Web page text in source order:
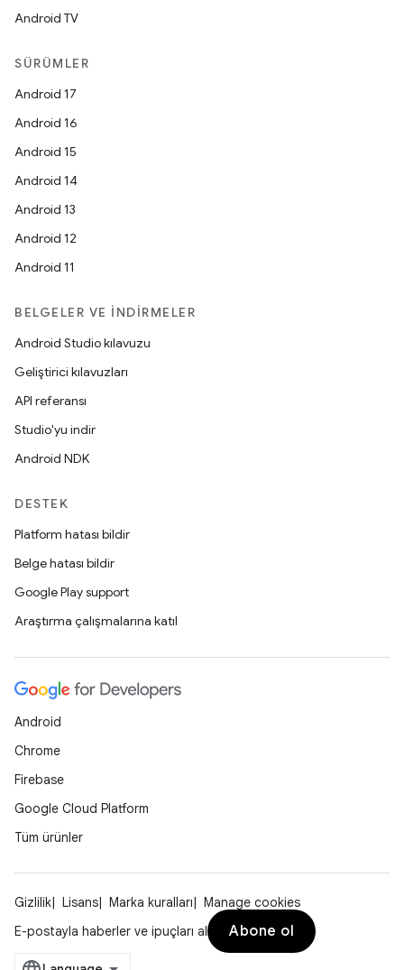
Android TV
SÜRÜMLER
Android 17
Android 16
Android 15
Android 14
Android 13
Android 12
Android 11
BELGELER VE İNDIRMELER
Android Studio kılavuzu
Geliştirici kılavuzları
API referansı
Studio'yu indir
Android NDK
DESTEK
Platform hatası bildir
Belge hatası bildir
Google Play support
Araştırma çalışmalarına katıl
Android
Chrome
Firebase
Google Cloud Platform
Tüm ürünler
Gizlilik Lisans Marka kuralları
Manage cookies
E-postayla haberler ve ipuçları al
Abone ol